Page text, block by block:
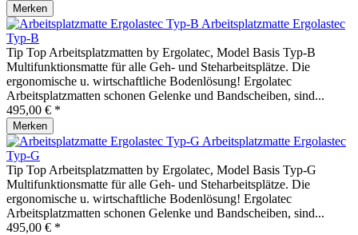
Merken
Arbeitsplatzmatte Ergolastec
Typ-B
Tip Top Arbeitsplatzmatten by Ergolatec, Model Basis Typ-B
Multifunktionsmatte für alle Geh- und Steharbeitsplätze. Die
ergonomische u. wirtschaftliche Bodenlösung! Ergolatec
Arbeitsplatzmatten schonen Gelenke und Bandscheiben, sind...
495,00 € *
Merken
Arbeitsplatzmatte Ergolastec
Typ-G
Tip Top Arbeitsplatzmatten by Ergolatec, Model Basis Typ-G
Multifunktionsmatte für alle Geh- und Steharbeitsplätze. Die
ergonomische u. wirtschaftliche Bodenlösung! Ergolatec
Arbeitsplatzmatten schonen Gelenke und Bandscheiben, sind...
495,00 € *